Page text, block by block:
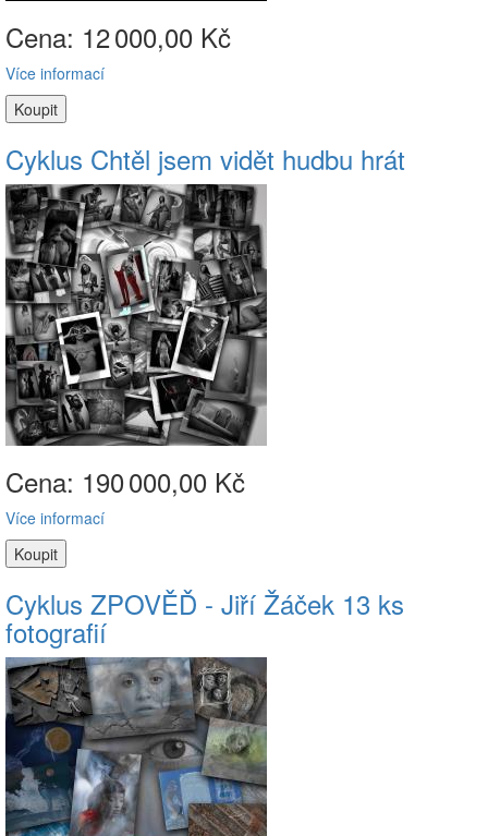
Cena: 12000,00 Kč
Více informací
Cyklus Chtěl jsem vidět hudbu hrát
Cena: 190000,00 Kč
Více informací
Cyklus ZPOVĚĎ - Jiří Žáček 13 ks
fotografií